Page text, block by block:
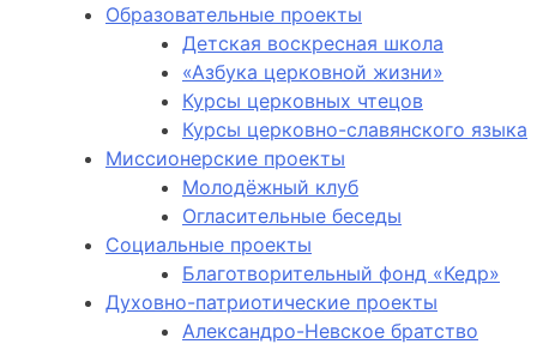
Образовательные проекты
Детская воскресная школа
«Азбука церковной жизни»
Курсы церковных чтецов
Курсы церковно-славянского языка
Миссионерские проекты
Молодёжный клуб
Огласительные беседы
Социальные проекты
Благотворительный фонд «Кедр»
Духовно-патриотические проекты
Александро-Невское братство